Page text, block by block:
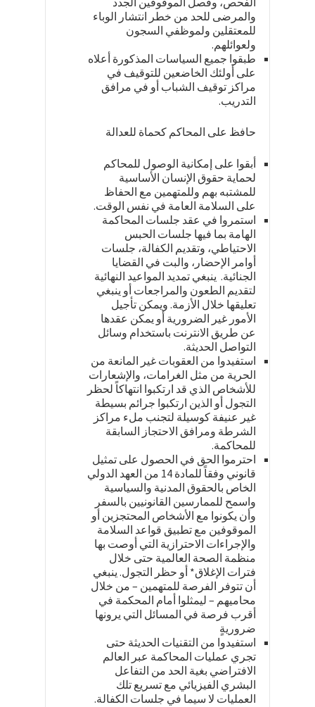
والمرضى للحد من خطر انتشار الوباء
للمعتقلين ولموظفي السجون
ولعوائلهم.
طبقوا جميع السياسات المذكورة أعلاه
على أولئك الخاضعين للتوقيف في
مراكز توقيف الشباب أو في مرافق
التدريب.
حافظ على المحاكم كحماة للعدالة
أبقوا على إمكانية الوصول للمحاكم
لحماية حقوق الإنسان الأساسية
للمشتبه بهم وللمتهمين مع الحفاظ
على السلامة العامة في نفس الوقت.
استمروا في عقد جلسات المحاكمة
الهامة بما فيها جلسات الحبس
الاحتياطي، وتقديم الكفالة، جلسات
أوامر الإحضار، والبت في القضايا
الجنائية. ينبغي تمديد المواعيد النهائية
لتقديم الطعون والمراجعات أو ينبغي
تعليقها خلال الأزمة. ويمكن تأجيل
الأمور غير الضرورية أو يمكن عقدها
عن طريق الانترنت باستخدام وسائل
التواصل الحديثة.
استفيدوا من العقوبات غير المانعة من
الحرية من مثل الغرامات، والإشعارات
للأشخاص الذي قد ارتكبوا انتهاكاً لحظر
التجول أو الذين ارتكبوا جرائم بسيطة
غير عنيفة كوسيلة لتجنب ملء مراكز
الشرطة ومرافق الاحتجاز السابقة
للمحاكمة.
احترموا الحق في الحصول على تمثيل
قانوني وفقاً للمادة 14 من العهد الدولي
الخاص بالحقوق المدنية والسياسية
واسمح للممارسين القانونيين بالسفر
وأن يكونوا مع الأشخاص المحتجزين أو
الموقوفين مع تطبيق قواعد السلامة
والإجراءات الاحترازية التي أوصت بها
منظمة الصحة العالمية حتى خلال
فترات الإغلاق* أو حظر التجول. ينبغي
أن تتوفر الفرصة للمتهمين – من خلال
محاميهم – ليمثلوا أمام المحكمة في
أقرب فرصة في المسائل التي يرونها
ضروريةٍ
استفيدوا من التقنيات الحديثة حتى
تجري عمليات المحاكمة عبر العالم
الافتراضي بغية الحد من التفاعل
البشري الفيزيائي مع تسريع تلك
العمليات لا سيما في جلسات الكفالة.